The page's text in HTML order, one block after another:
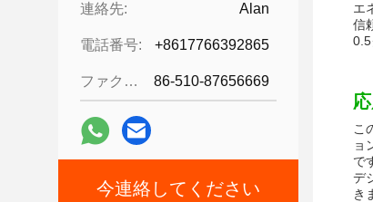
連絡先: Alan
電話番号: +8617766392865
ファクシミリ: 86-510-87656669
今連絡してください
エ
信
こ
ョ
で
デ
き